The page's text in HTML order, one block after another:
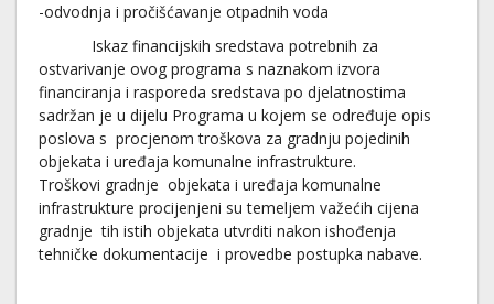
-odvodnja i pročišćavanje otpadnih voda
Iskaz financijskih sredstava potrebnih za
ostvarivanje ovog programa s naznakom izvora
financiranja i rasporeda sredstava po djelatnostima
sadržan je u dijelu Programa u kojem se određuje opis
poslova s procjenom troškova za gradnju pojedinih
objekata i uređaja komunalne infrastrukture.
Troškovi gradnje objekata i uređaja komunalne
infrastrukture procijenjeni su temeljem važećih cijena
gradnje tih istih objekata utvrditi nakon ishođenja
tehničke dokumentacije i provedbe postupka nabave.